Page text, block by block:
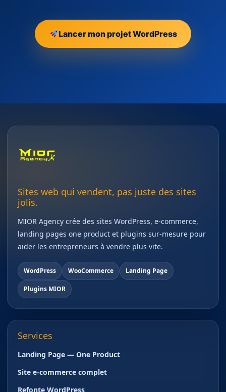
Lancer mon projet WordPress
Sites web qui vendent, pas juste des sites
jolis.
MIOR Agency crée des sites WordPress, e-commerce,
landing pages one product et plugins sur-mesure pour
aider les entrepreneurs à vendre plus vite.
WordPress WooCommerce Landing Page
Plugins MIOR
Services
Landing Page — One Product
Site e-commerce complet
Refonte WordPress